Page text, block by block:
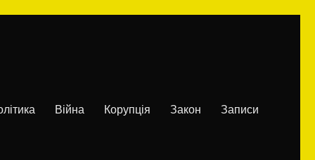
Війна Корупція Закон Записи